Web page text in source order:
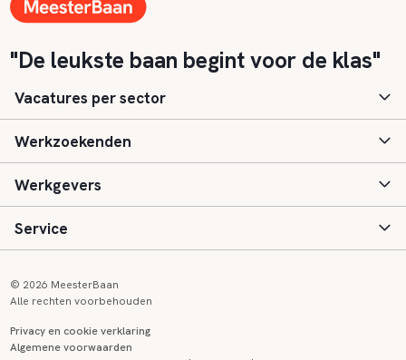
"De leukste baan begint voor de klas"
Vacatures per sector
Basisonderwijs
Speciaal (basis) onderwijs
Voortgezet onderwijs
Werkzoekenden
Aanmelden
Vacatures
Werkgevers
Inloggen
Service
© 2026 MeesterBaan
Alle rechten voorbehouden
Privacy en cookie verklaring
Algemene voorwaarden